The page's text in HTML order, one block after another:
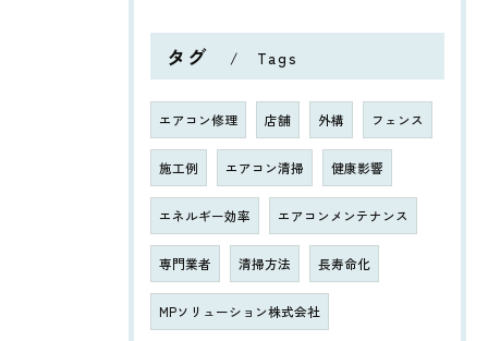
タグ Tags
エアコン修理 店舗 外構 フェンス
施工例 エアコン清掃 健康影響
エネルギー効率 エアコンメンテナンス
専門業者 清掃方法 長寿命化
MPソリューション株式会社